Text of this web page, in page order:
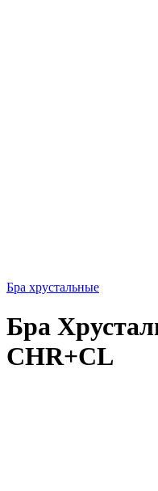
Бра хрустальные
Бра
CHR+CL